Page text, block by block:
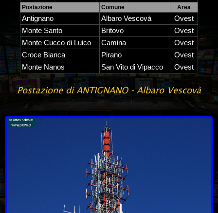
Postazione Comune Area
Antignano Albaro Vescovà
Ovest
Monte Santo
Britovo
Ovest
Monte Cucco di Luico
Camina
Ovest
Croce Bianca
Pirano
Ovest
Monte Nanos
San Vito di Vipacco Ovest
Postazione di ANTIGNANO - Albaro Vescovà